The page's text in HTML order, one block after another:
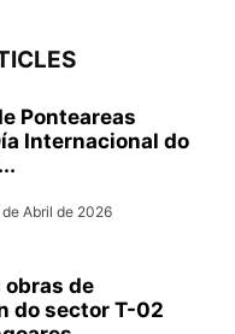
Ponteareas
Internacional do
de Abril de 2026
obras de
do sector T-02